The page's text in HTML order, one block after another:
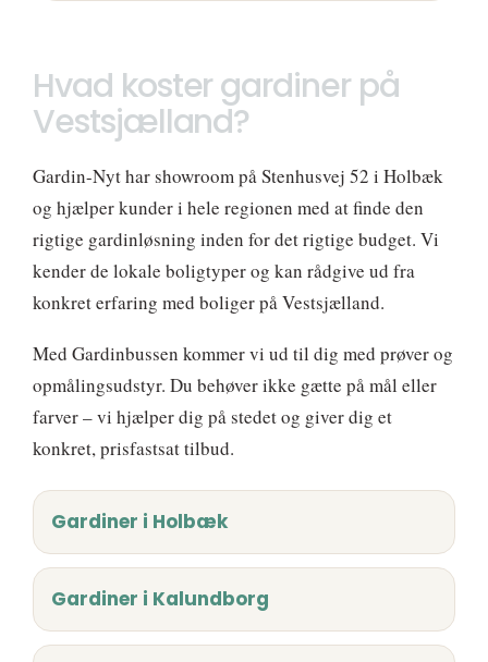
Hvad koster gardiner på
Vestsjælland?
Gardin-Nyt har showroom på Stenhusvej 52 i Holbæk
og hjælper kunder i hele regionen med at finde den
rigtige gardinløsning inden for det rigtige budget. Vi
kender de lokale boligtyper og kan rådgive ud fra
konkret erfaring med boliger på Vestsjælland.
Med Gardinbussen kommer vi ud til dig med prøver og
opmålingsudstyr. Du behøver ikke gætte på mål eller
farver – vi hjælper dig på stedet og giver dig et
konkret, prisfastsat tilbud.
Gardiner i Holbæk
Gardiner i Kalundborg